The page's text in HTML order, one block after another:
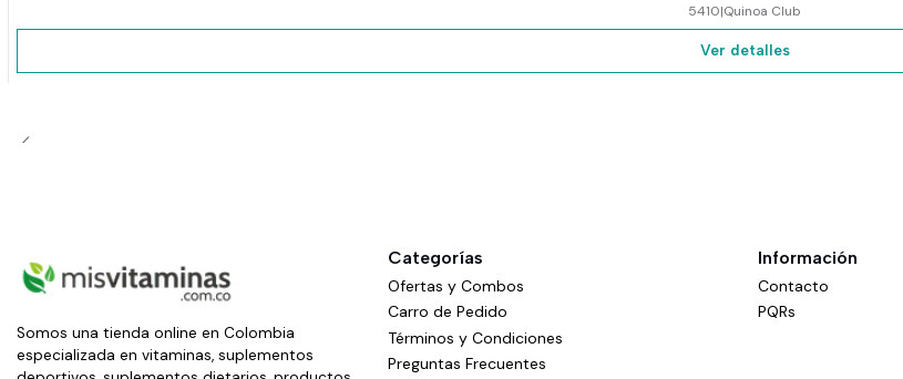
5410|Quinoa Club
Ver detalles
Somos una tienda online en Colombia
especializada en vitaminas, suplementos
Categorías
Ofertas y Combos
Carro de Pedido
Términos y Condiciones
Preguntas Frecuentes
Información
Contacto
PQRs